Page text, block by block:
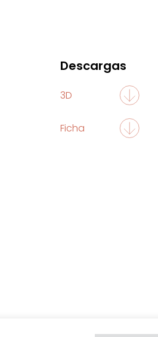
Descargas
3D
Ficha